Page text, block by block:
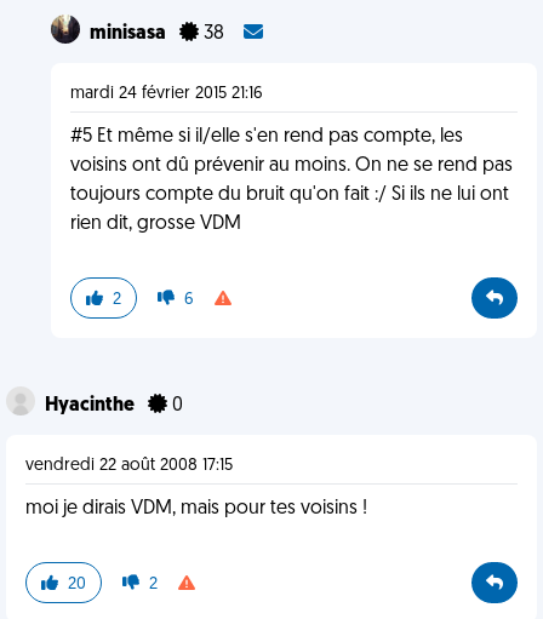
minisasa 38
mardi 24 février 2015 21:16
#5 Et même si il/elle s'en rend pas compte, les
voisins ont dû prévenir au moins. On ne se rend pas
toujours compte du bruit qu'on fait :/ Si ils ne lui ont
rien dit, grosse VDM
2 6
Hyacinthe 0
vendredi 22 août 2008 17:15
moi je dirais VDM, mais pour tes voisins !
20 2